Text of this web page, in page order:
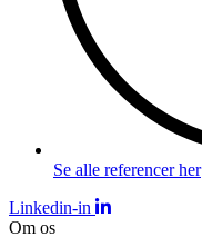
Se alle referencer her
Linkedin-in
Om os